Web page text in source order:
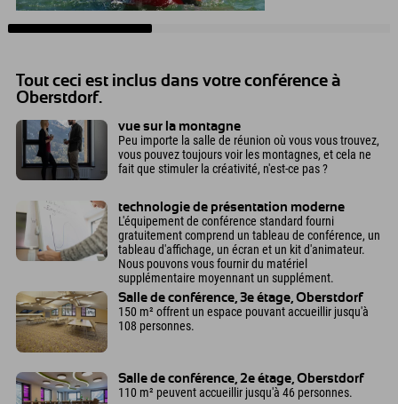
Tout ceci est inclus dans votre conférence à
Oberstdorf.
vue sur la montagne
Peu importe la salle de réunion où vous vous trouvez,
vous pouvez toujours voir les montagnes, et cela ne
fait que stimuler la créativité, n'est-ce pas ?
technologie de présentation moderne
L'équipement de conférence standard fourni
gratuitement comprend un tableau de conférence, un
tableau d'affichage, un écran et un kit d'animateur.
Nous pouvons vous fournir du matériel
supplémentaire moyennant un supplément.
Salle de conférence, 3e étage, Oberstdorf
150 m² offrent un espace pouvant accueillir jusqu'à
108 personnes.
Salle de conférence, 2e étage, Oberstdorf
110 m² peuvent accueillir jusqu'à 46 personnes.